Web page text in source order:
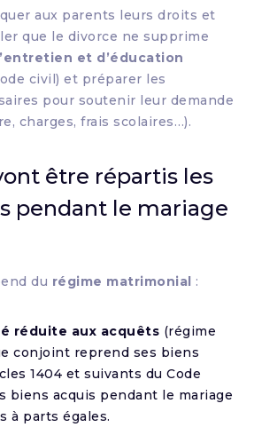
aux parents leurs droits et
que le divorce ne supprime
et d’éducation
civil) et préparer les
pour soutenir leur demande
charges, frais scolaires…).
être répartis les
pendant le mariage
du régime matrimonial :
réduite aux acquêts (régime
conjoint reprend ses biens
1404 et suivants du Code
biens acquis pendant le mariage
à parts égales.